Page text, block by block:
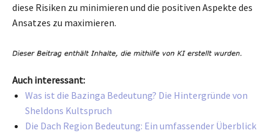
diese Risiken zu minimieren und die positiven Aspekte des
Ansatzes zu maximieren.
Auch interessant:
Was ist die Bazinga Bedeutung? Die Hintergründe von
Sheldons Kultspruch
Die Dach Region Bedeutung: Ein umfassender Überblick